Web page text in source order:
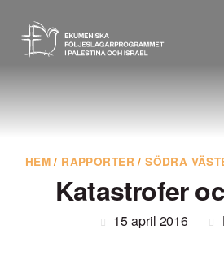
innehåll
efter?
HEM / RAPPORTER /SÖDRA
Katastrofer
15 april 2016